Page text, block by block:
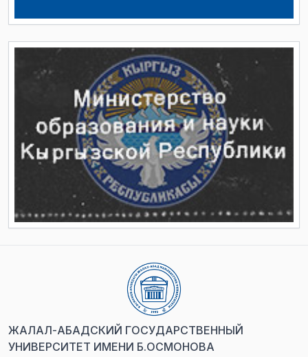
ЖАЛАЛ-АБАДСКИЙ ГОСУДАРСТВЕННЫЙ
УНИВЕРСИТЕТ ИМЕНИ Б.ОСМОНОВА